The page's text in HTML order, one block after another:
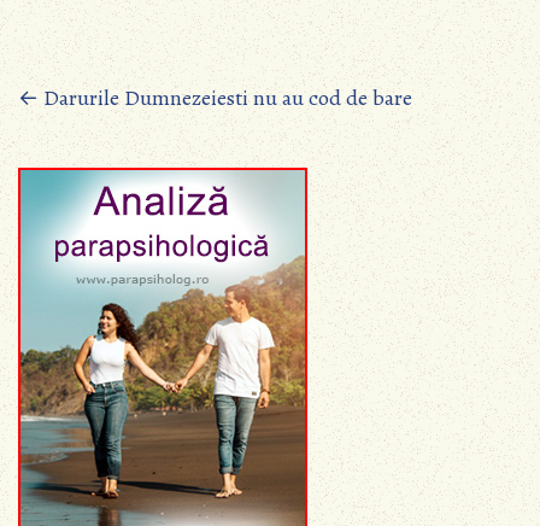
Posts
navigation
←Darurile Dumnezeiesti nu au cod de bare